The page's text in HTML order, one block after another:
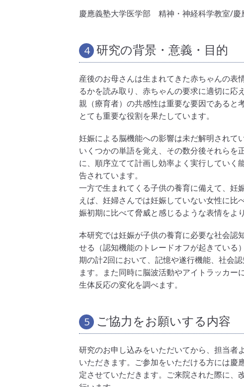
慶應義塾大学医学部 精神・神経科学教室/
4 研究の背景・意義・目的
産後のお母さんは生まれてきた赤ちゃんの表
るかを読み取り、赤ちゃんの要求に適切に
親（療育者）の共感性は重要な要因であると
とても重要な役割を果たしています。
妊娠による脳機能への影響は未だ解明されて
いくつかの単語を覚え、その数分後それらを
に、順序立てて計画し効率よく実行していく
告されています。
一方で生まれてくる子供の養育に備えて、妊
えば、妊婦さんでは妊娠していない女性に
娠初期に比べて脅威と感じるような表情をよ
本研究では妊娠が子供の養育に必要な社会認
せる（認知機能のトレードオフが起きている
期の計2回において、記憶や遂行機能、社会
ます。また同時に脳波活動やアイトラッカ
生体反応の変化を調べます。
5 ご協力をお願いする内容
研究のお申し込みをいただいてから、担当者
いただきます。ご参加をいただける方には慶
定させていただきます。ご来院された際に、